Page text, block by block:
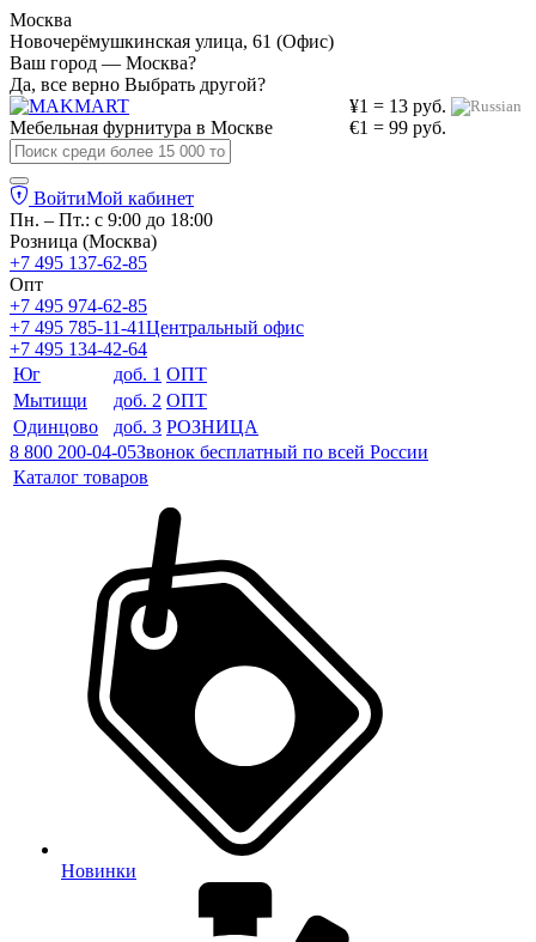
Москва
Новочерёмушкинская улица, 61 (Офис)
Ваш город — Москва?
Да, все верно Выбрать другой?
¥1 = 13 руб.
€1 = 99 руб.
Мебельная фурнитура в Москве
ВойтиМой кабинет
Пн. – Пт.: с 9:00 до 18:00
Розница (Москва)
+7 495 137-62-85
Опт
+7 495 974-62-85
+7 495 785-11-41Центральный офис
+7 495 134-42-64
Юг
доб. 1 ОПТ
Мытищи
доб. 2 ОПТ
Одинцово
доб. 3 РОЗНИЦА
8 800 200-04-05Звонок бесплатный по всей России
Каталог товаров
Новинки